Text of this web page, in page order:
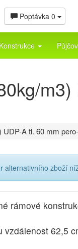
Poptávka 0
Konstrukce
m3)
A tl. 60 mm
alternativního zboží
rámové
62,5